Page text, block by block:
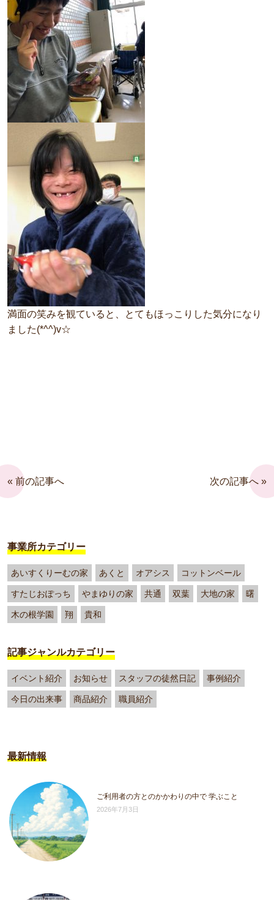
満面の笑みを観ていると、とてもほっこりした気分になり
ました(*^^)v☆
« 前の記事へ 次の記事へ »
事業所カテゴリー
あいすくりーむの家 あくと オアシス コットンベール
すたじおぽっち やまゆりの家 共通 双葉 大地の家 曙
木の根学園 翔 貴和
記事ジャンルカテゴリー
イベント紹介 お知らせ スタッフの徒然日記 事例紹介
今日の出来事 商品紹介 職員紹介
最新情報
ご利用者の方とのかかわりの中で 学ぶこと
2026年7月3日